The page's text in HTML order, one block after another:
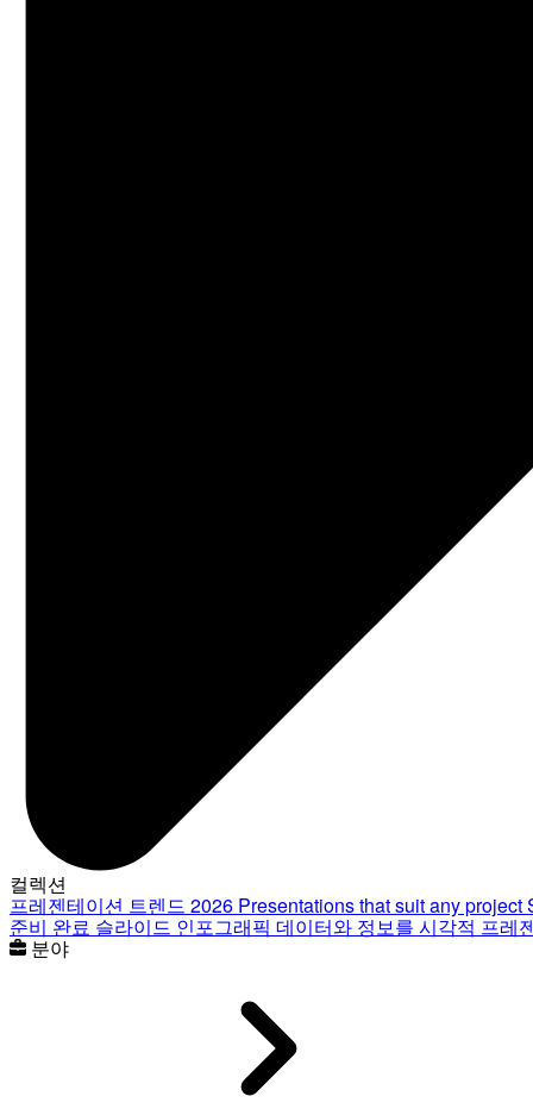
컬렉션
프레젠테이션 트렌드 2026 Presentations that suit any project
준비 완료 슬라이드 인포그래픽 데이터와 정보를 시각적 프레
분야